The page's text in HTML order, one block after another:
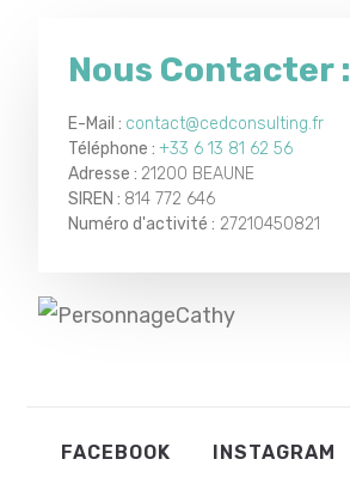
Nous Contacter :
E-Mail : contact@cedconsulting.fr
Téléphone :+33 6 13 81 62 56
Adresse : 21200 BEAUNE
SIREN : 814 772 646
Numéro d'activité : 27210450821
FACEBOOK INSTAGRAM